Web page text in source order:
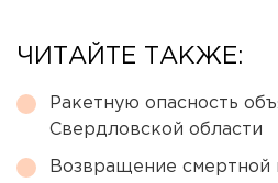
ЧИТАЙТЕ ТАКЖЕ:
Ракетную опасность
Свердловской области
Возвращение смертной